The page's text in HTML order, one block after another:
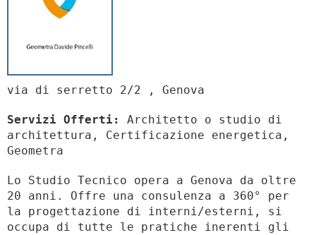
via di serretto 2/2 , Genova
Servizi Offerti:
Architetto o studio di
architettura, Certificazione energetica,
Geometra
Lo Studio Tecnico opera a Genova da oltre
20 anni. Offre una consulenza a 360° per
la progettazione di interni/esterni, si
occupa di tutte le pratiche inerenti gli